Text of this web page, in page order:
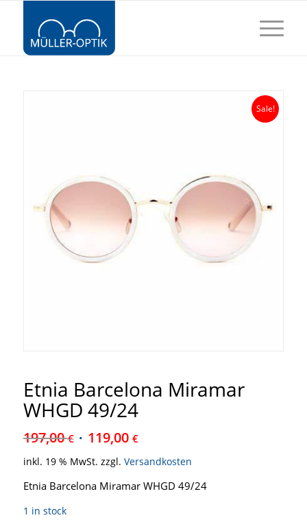
Sale!
Etnia Barcelona Miramar
WHGD 49/24
197,00€ 119,00 €
inkl. 19 % MwSt. zzgl. Versandkosten
Etnia Barcelona Miramar WHGD 49/24
1 in stock